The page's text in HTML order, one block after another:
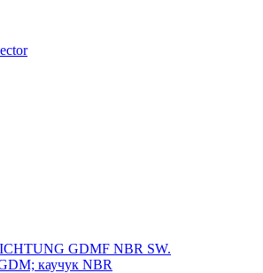
GDMF NBR SW.
каучук NBR